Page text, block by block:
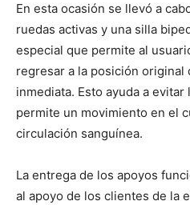
En esta ocasión se llevó a
ruedas activas y una silla
especial que permite al
regresar a la posición original
inmediata. Esto ayuda a
permite un movimiento en el
circulación sanguínea.
La entrega de los apoyos
al apoyo de los clientes de la